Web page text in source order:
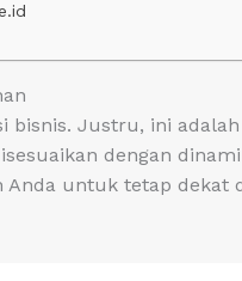
bisnis. Justru, ini
dengan
untuk tetap dekat